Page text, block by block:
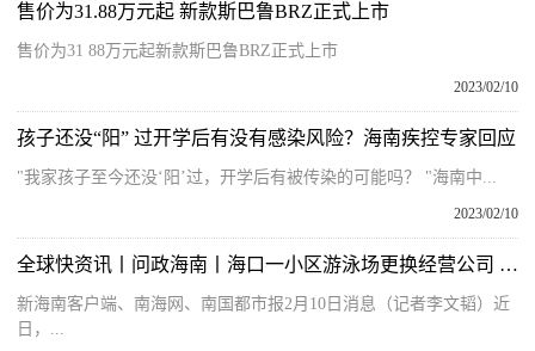
售价为31.88万元起 新款斯巴鲁BRZ正式上市
售价为31 88万元起新款斯巴鲁BRZ正式上市
2023/02/10
孩子还没“阳” 过开学后有没有感染风险？海南疾控专家回应
"我家孩子至今还没‘阳’过，开学后有被传染的可能吗？ "海南中...
2023/02/10
全球快资讯丨问政海南丨海口一小区游泳场更换经营公司 部分用户游泳卡被作废引不满
新海南客户端、南海网、南国都市报2月10日消息（记者李文韬）近
日，...